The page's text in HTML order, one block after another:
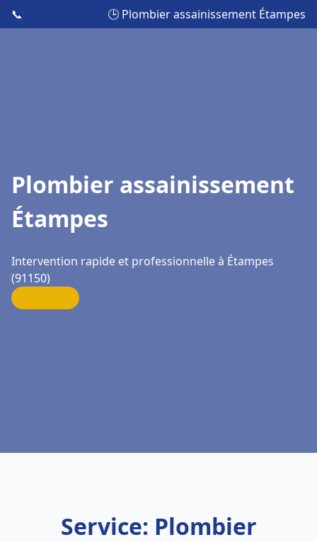
📞 🕒 Plombier assainissement Étampes
Plombier assainissement
Étampes
Intervention rapide et professionnelle à Étampes
(91150)
Service: Plombier